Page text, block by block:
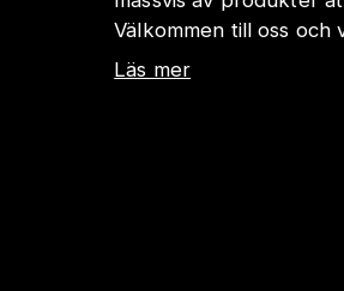
Välkommen till oss och
Läs mer